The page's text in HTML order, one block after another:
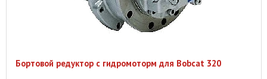
Бортовой редуктор с гидромоторм для Bobcat 320